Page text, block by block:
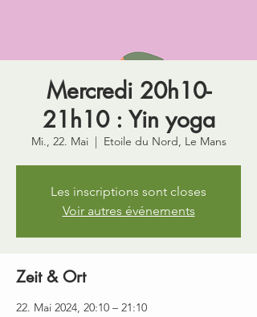
Mercredi 20h10-
21h10 : Yin yoga
Mi., 22. Mai
  |
Etoile du Nord, Le Mans
Les inscriptions sont closes
Voir autres événements
Zeit & Ort
22. Mai 2024, 20:10 – 21:10